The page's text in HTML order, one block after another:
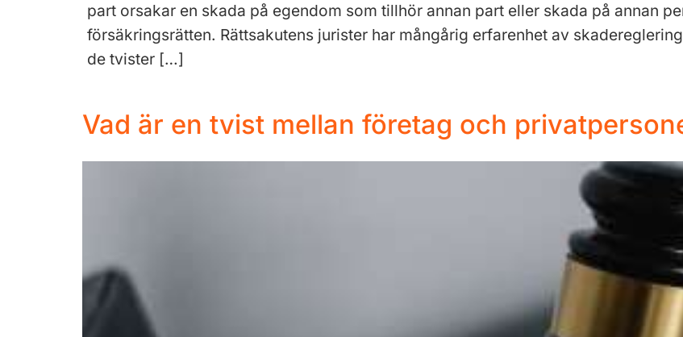
part orsakar en skada på egendom som tillhör annan part eller skada på annan
försäkringsrätten. Rättsakutens jurister har mångårig erfarenhet av
de tvister […]
Vad är en tvist mellan företag och